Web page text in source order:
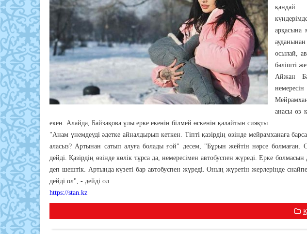
қандай
арқасына
осылай,
бәлішті
Айжан
анасы өз
екен. Алайда, Байзақова ұлы ерке екенін білмей өскенін қалайтын сияқты.
"Анам үнемдеуді әдетке айналдырып кеткен. Тіпті қазірдің өзінде мейрамханаға
аласыз? Артынан сатып алуға болады ғой" десем, "Бұрын жейтін нәрсе
дейді. Қазірдің өзінде көлік тұрса да, немересімен автобуспен жүреді. Ерке
деп шештік. Артында күзеті бар автобуспен жүреді. Оның жүретін жерлерінде
дейді ол", - дейді ол.
https://stan.kz